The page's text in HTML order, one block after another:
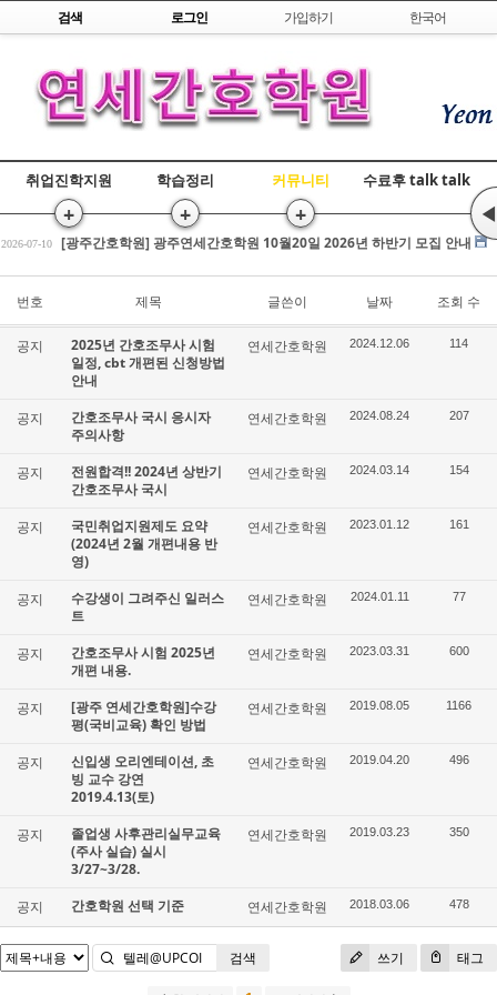
Skip to content
검색 로그인 가입하기 한국어
취업진학지원
+
학습정리
+
커뮤니티
+
수료후 talk talk
◀
2026-07-17 [광주간호학원] 간호조무사 국비교육 수강평 조회
2026-07-10 [광주간호학원] 광주연세간호학원 10월20일 2026년 하반기 모집 안내
2026-07-17 [광주간호학원] 간호조무사 국비교육 수강평 조회
2026-07-10 [광주간호학원] 광주연세간호학원 10월20일 2026년 하반기 모집 안내
2026-03-25 전원합격!! 2026년 상반기 간호조무사 국시
번호 제목 글쓴이 날짜 조회 수
공지
2025년 간호조무사 시험
일정, cbt 개편된 신청방법
안내
연세간호학원 2024.12.06 114
공지
간호조무사 국시 응시자
주의사항
연세간호학원 2024.08.24 207
공지
전원합격!! 2024년 상반기
간호조무사 국시
연세간호학원 2024.03.14 154
공지
국민취업지원제도 요약
(2024년 2월 개편내용 반
영)
연세간호학원 2023.01.12 161
공지
수강생이 그려주신 일러스
트
연세간호학원 2024.01.11 77
공지
간호조무사 시험 2025년
개편 내용.
연세간호학원 2023.03.31 600
공지
[광주 연세간호학원]수강
평(국비교육) 확인 방법
연세간호학원 2019.08.05 1166
공지
신입생 오리엔테이션, 초
빙 교수 강연
2019.4.13(토)
연세간호학원 2019.04.20 496
공지
졸업생 사후관리실무교육
(주사 실습) 실시
3/27~3/28.
연세간호학원 2019.03.23 350
공지 간호학원 선택 기준 연세간호학원 2018.03.06 478
쓰기 태그
검색